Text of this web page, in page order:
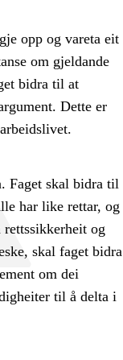
opp og vareta eit
om gjeldande
bidra til at
Dette er
Faget skal bidra til
har like rettar, og
og
skal faget bidra
om dei
til å delta i